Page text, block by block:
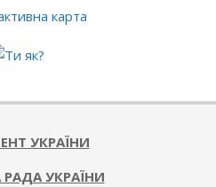
УКРАЇНИ
УКРАЇНИ